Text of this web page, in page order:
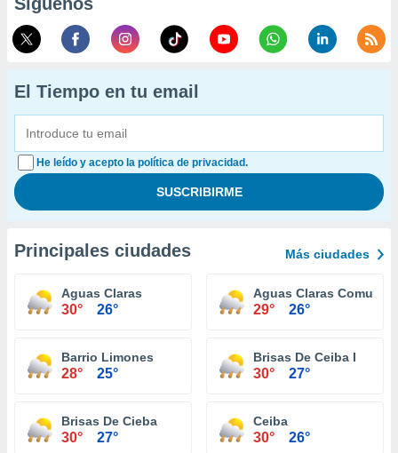
El Tiempo en tu email
He leído y acepto la política de privacidad.
Principales ciudades Más ciudades
Aguas Claras
30° 26°
Aguas Claras
29° 26°
Barrio Limones
28° 25°
Brisas De Ceiba I
30° 27°
Brisas De Cieba
30° 27°
Ceiba
30° 26°